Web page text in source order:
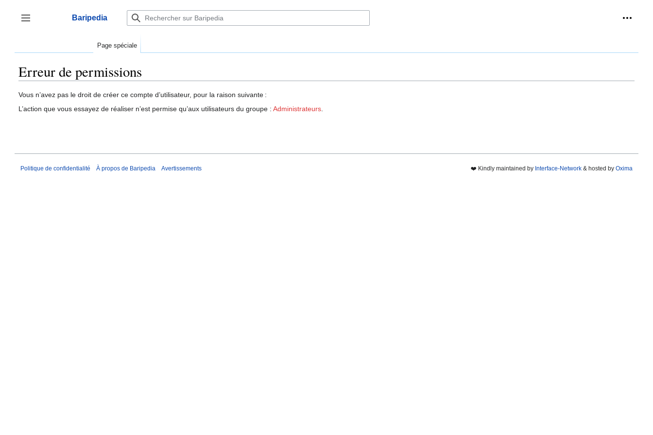
contenu
Afficher / masquer la barre latérale
Baripedia
Page spéciale
Erreur de permissions
Vous n’avez pas le droit de créer ce compte d’utilisateur, pour la raison suivante :
L’action que vous essayez de réaliser n’est permise qu’aux utilisateurs du groupe : Administrateurs
Politique de confidentialité À propos de Baripedia Avertissements ❤️ Kindly maintained by Interface-Network & hosted by Oxima